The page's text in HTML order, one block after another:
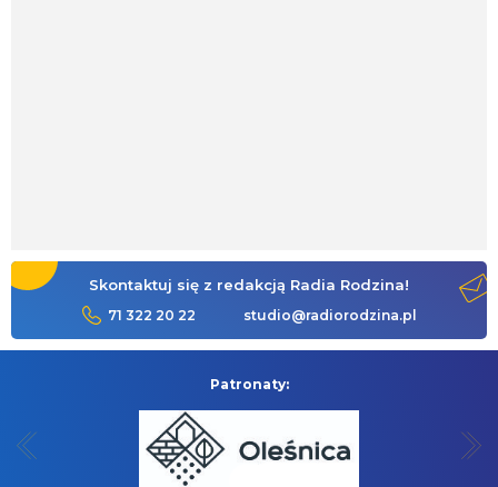
Skontaktuj się z redakcją Radia Rodzina!
71 322 20 22 studio@radiorodzina.pl
Patronaty: